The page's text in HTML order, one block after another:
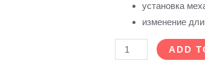
установка
изменение
ADD